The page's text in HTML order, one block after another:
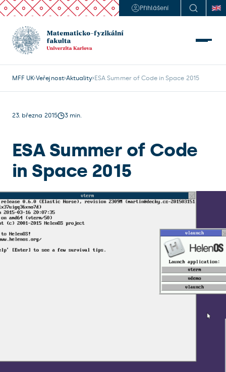
Přihlášení
MFF UK Veřejnost Aktuality ESA Summer of Code in Space 2015
23. března 2015 3 min.
ESA Summer of Code
in Space 2015